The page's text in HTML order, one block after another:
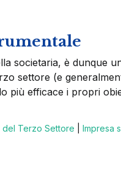
societaria, è dunque
settore (e
più efficace i propri
del Terzo Settore Impresa